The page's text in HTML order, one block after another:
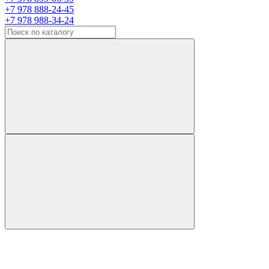
+7 978 888-24-45
+7 978 988-34-24